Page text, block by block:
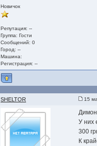
Новичок
Репутация: --
Группа:Гости
Сообщений: 0
Город: --
Машина:
Регистрация: --
SHELTOR 15
Димон
У них
300
К